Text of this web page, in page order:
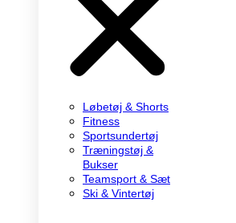
Løbetøj & Shorts
Fitness
Sportsundertøj
Træningstøj &
Bukser
Teamsport & Sæt
Ski & Vintertøj